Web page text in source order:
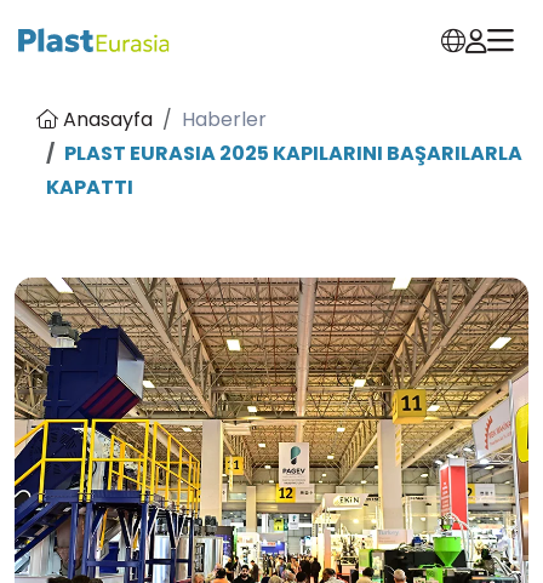
Anasayfa
Haberler
PLAST EURASIA 2025 KAPILARINI BAŞARILARLA
KAPATTI